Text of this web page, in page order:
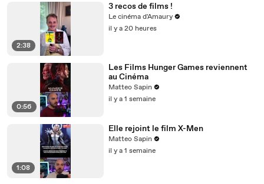
2:38
3 recos de films !
Le cinéma d'Amaury
il y a 20 heures
0:56
Les Films Hunger Games reviennent
au Cinéma
Matteo Sapin
il y a 1 semaine
1:08
Elle rejoint le film X-Men
Matteo Sapin
il y a 1 semaine